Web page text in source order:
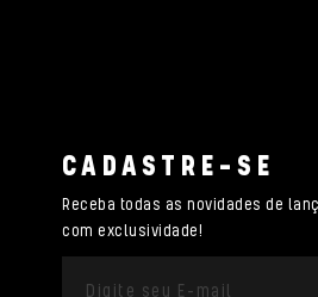
CADASTRE-SE
Receba todas as novidades de
com exclusividade!